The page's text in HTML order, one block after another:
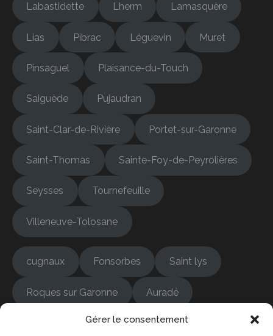
Gérer le consentement
Labastidette Lherm Lamasquère
Lias Pibrac Léguevin Muret
Pinsaguel Plaisance-du-Touch
Saiguède Pujaudran
Saint-Clar-de-Rivière Portet-sur-Garonne
Saint-Thomas Sainte-Foy-de-Peyrolières
Seysses Tournefeuille
Villeneuve-Tolosane
cugnaux Fonsorbes Saint lys
Roques sur Garonne Auradé
Bonrepos-sur-Aussonnelle Colomiers